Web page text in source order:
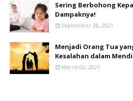
Sering Berbohong
Dampaknya!
September 28, 2021
Menjadi Orang Tua
Kesalahan dalam
March 02, 2021